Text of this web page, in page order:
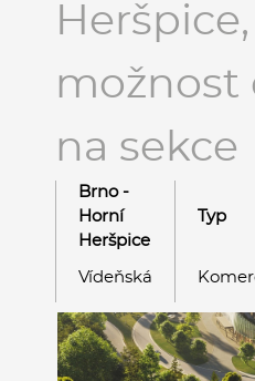
Heršpice,
možnost
na sekce
Brno -
Horní
Heršpice
Typ
Vídeňská